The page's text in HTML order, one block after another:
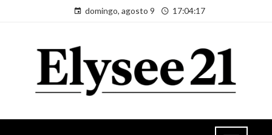
domingo, agosto 9 17:04:17